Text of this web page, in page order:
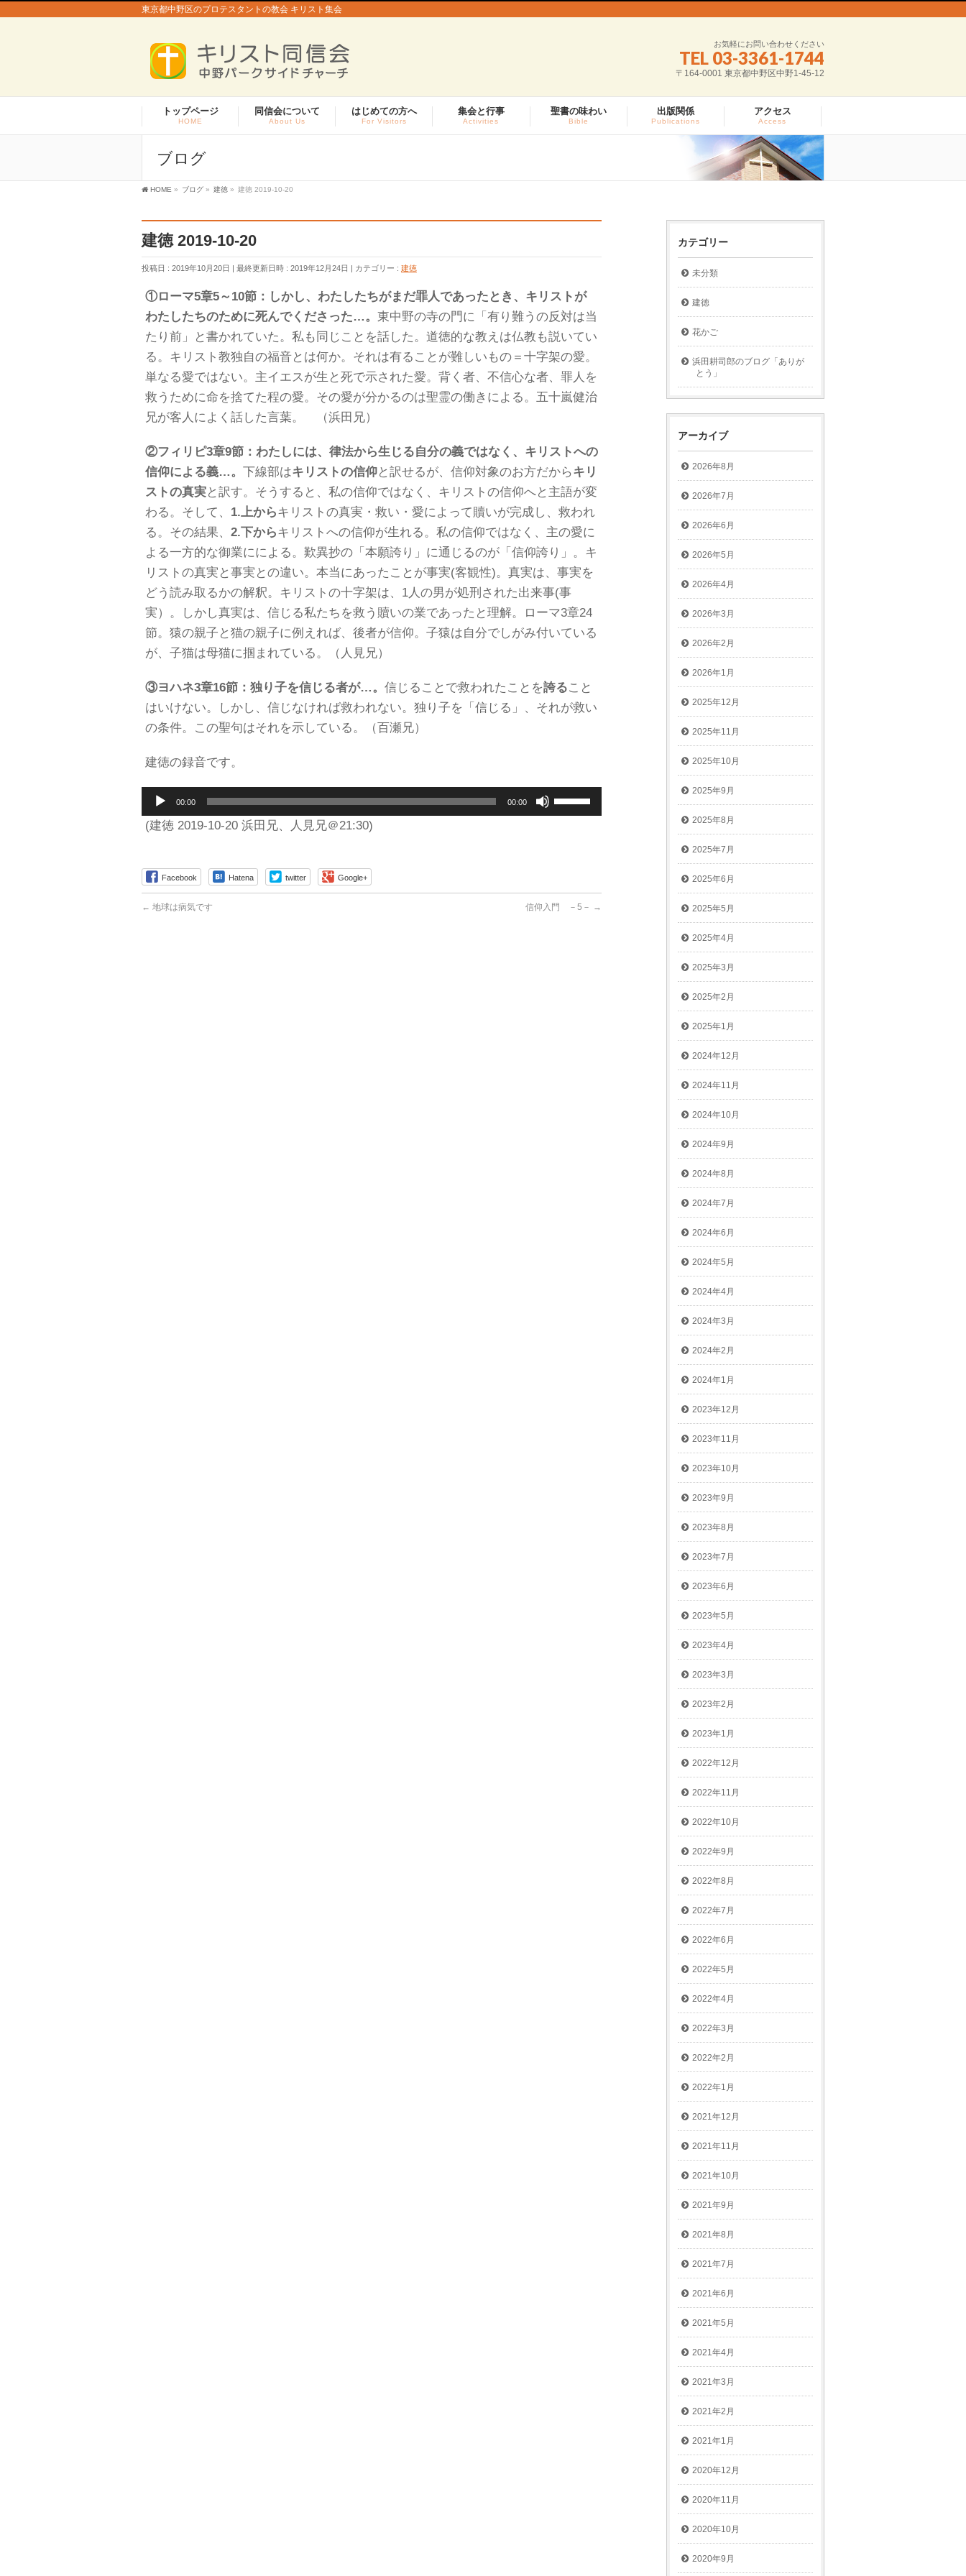
東京都中野区のプロテスタントの教会 キリスト集会
お気軽にお問い合わせください
TEL 03-3361-1744
〒164-0001 東京都中野区中野1-45-12
トップページ
HOME
同信会について
About Us
はじめての方へ
For Visitors
集会と行事
Activities
聖書の味わい
Bible
出版関係
Publications
アクセス
Access
ブログ
HOME » ブログ » 建徳 » 建徳 2019-10-20
建徳 2019-10-20
投稿日 : 2019年10月20日 最終更新日時 : 2019年12月24日 カテゴリー : 建徳
①ローマ5章5～ 10節：しかし、わたしたちがまだ罪人であったとき、キリストが
わたしたちのために死んでくださった…。 東中野の寺の門に「有り難うの反対は当
たり前」と書かれていた。私も同じことを話した。道徳的な教えは仏教も説いてい
る。キリスト教独自の福音とは何か。それは有ることが難しいもの＝十字架の愛。
単なる愛ではない。主イエスが生と死で示された愛。背く者、不信心な者、罪人を
救うために命を捨てた程の愛。その愛が分かるのは聖霊の働きによる。五十嵐健治
兄が客人によく話した言葉。 （浜田兄）
②フィリピ3章9節：わたしには、律法から生じる自分の義ではなく、キリストへの
信仰による義…。 下線部はキリストの信仰と訳せるが、信仰対象のお方だからキリ
ストの真実と訳す。そうすると、私の信仰ではなく、キリストの信仰へと主語が変
わる。そして、 1.上からキリストの真実・救い・愛によって贖いが完成し、救われ
る。その結果、 2.下からキリストへの信仰が生れる。私の信仰ではなく、主の愛に
よる一方的な御業にによる。歎異抄の「本願誇り」に通じるのが「信仰誇り」。キ
リストの真実と事実との違い。本当にあったことが事実(客観性)。真実は、事実を
どう読み取るかの解釈。キリストの十字架は、1人の男が処刑された出来事(事
実）。しかし真実は、信じる私たちを救う贖いの業であったと理解。ローマ3章24
節。猿の親子と猫の親子に例えれば、後者が信仰。子猿は自分でしがみ付いている
が、子猫は母猫に掴まれている。（人見兄）
③ヨハネ3章16節：独り子を信じる者が…。 信じることで救われたことを誇ること
はいけない。しかし、信じなければ救われない。独り子を「信じる」、それが救い
の条件。この聖句はそれを示している。（百瀬兄）
建徳の録音です。
プ
ヤ
ー
00:00 00:00
リ
に
は
(建徳 2019-10-20 浜田兄、人見兄＠21:30)
Facebook Hatena twitter Google+
← 地球は病気です 信仰入門 －5－ →
カテゴリー
未分類
建徳
花かご
浜田耕司郎のブログ「ありが
とう」
アーカイブ
2026年8月
2026年7月
2026年6月
2026年5月
2026年4月
2026年3月
2026年2月
2026年1月
2025年12月
2025年11月
2025年10月
2025年9月
2025年8月
2025年7月
2025年6月
2025年5月
2025年4月
2025年3月
2025年2月
2025年1月
2024年12月
2024年11月
2024年10月
2024年9月
2024年8月
2024年7月
2024年6月
2024年5月
2024年4月
2024年3月
2024年2月
2024年1月
2023年12月
2023年11月
2023年10月
2023年9月
2023年8月
2023年7月
2023年6月
2023年5月
2023年4月
2023年3月
2023年2月
2023年1月
2022年12月
2022年11月
2022年10月
2022年9月
2022年8月
2022年7月
2022年6月
2022年5月
2022年4月
2022年3月
2022年2月
2022年1月
2021年12月
2021年11月
2021年10月
2021年9月
2021年8月
2021年7月
2021年6月
2021年5月
2021年4月
2021年3月
2021年2月
2021年1月
2020年12月
2020年11月
2020年10月
2020年9月